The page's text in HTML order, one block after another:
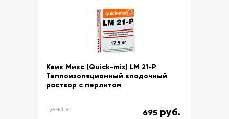
Квик Микс (Quick-mix) LM 21-P
Теплоизоляционный кладочный
раствор с перлитом
Цена за 695 руб.